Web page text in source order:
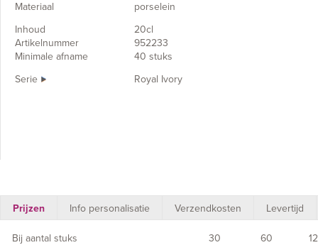
Materiaal
porselein
Inhoud
20cl
Artikelnummer
952233
Minimale afname
40 stuks
Serie
Royal Ivory
Prijzen Info personalisatie Verzendkosten Levertijd
Bij aantal stuks 30 60